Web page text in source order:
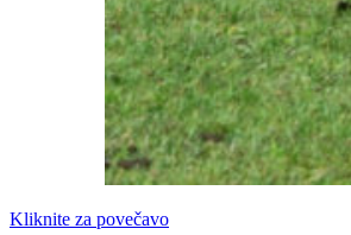
Kliknite za povečavo